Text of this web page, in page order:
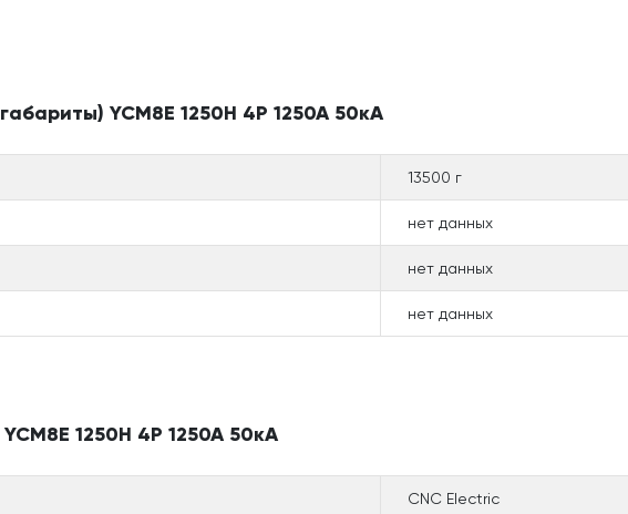
YCM8E 1250H 4P 1250A 50кА
13500 г
нет данных
нет данных
нет данных
1250H 4P 1250A 50кА
CNC Electric